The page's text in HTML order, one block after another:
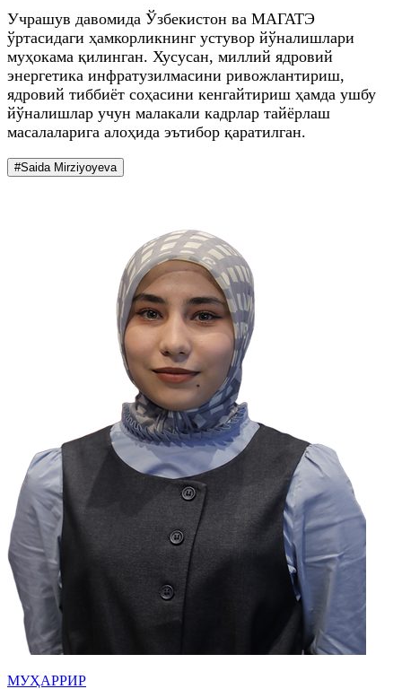
Учрашув давомида Ўзбекистон ва МАГАТЭ
ўртасидаги ҳамкорликнинг устувор йўналишлари
муҳокама қилинган. Хусусан, миллий ядровий
энергетика инфратузилмасини ривожлантириш,
ядровий тиббиёт соҳасини кенгайтириш ҳамда ушбу
йўналишлар учун малакали кадрлар тайёрлаш
масалаларига алоҳида эътибор қаратилган.
#Saida Mirziyoyeva
МУҲАРРИР